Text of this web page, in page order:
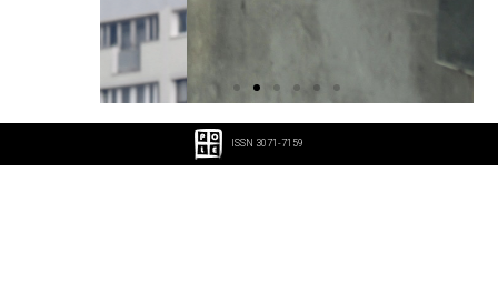
ISSN 3071-7159